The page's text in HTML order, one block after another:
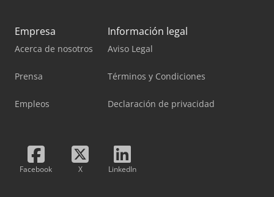
Empresa
Acerca de nosotros
Prensa
Empleos
Información legal
Aviso Legal
Términos y Condiciones
Declaración de privacidad
Facebook X LinkedIn